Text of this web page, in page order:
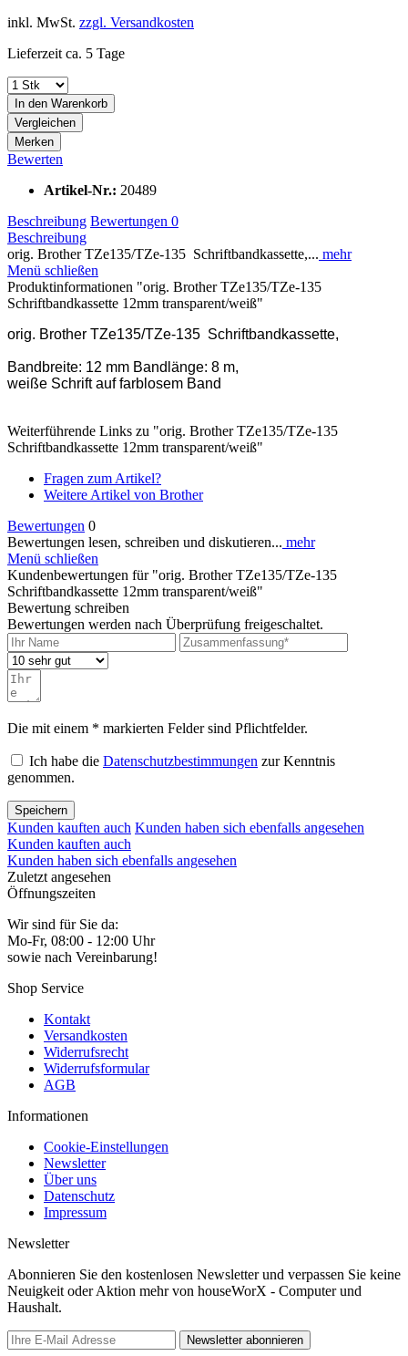
inkl. MwSt. zzgl. Versandkosten
Lieferzeit ca. 5 Tage
In den Warenkorb
Vergleichen
Merken
Bewerten
Artikel-Nr.: 20489
Beschreibung Bewertungen 0
Beschreibung
orig. Brother TZe135/TZe-135 Schriftbandkassette,... mehr
Menü schließen
Produktinformationen "orig. Brother TZe135/TZe-135
Schriftbandkassette 12mm transparent/weiß"
orig. Brother TZe135/TZe-135 Schriftbandkassette,
Bandbreite: 12 mm Bandlänge: 8 m,
weiße Schrift auf farblosem Band
Weiterführende Links zu "orig. Brother TZe135/TZe-135
Schriftbandkassette 12mm transparent/weiß"
Fragen zum Artikel?
Weitere Artikel von Brother
Bewertungen 0
Bewertungen lesen, schreiben und diskutieren... mehr
Menü schließen
Kundenbewertungen für "orig. Brother TZe135/TZe-135
Schriftbandkassette 12mm transparent/weiß"
Bewertung schreiben
Bewertungen werden nach Überprüfung freigeschaltet.
Die mit einem * markierten Felder sind Pflichtfelder.
Ich habe die Datenschutzbestimmungen zur Kenntnis
genommen.
Speichern
Kunden kauften auch Kunden haben sich ebenfalls angesehen
Kunden kauften auch
Kunden haben sich ebenfalls angesehen
Zuletzt angesehen
Öffnungszeiten
Wir sind für Sie da:
Mo-Fr, 08:00 - 12:00 Uhr
sowie nach Vereinbarung!
Shop Service
Kontakt
Versandkosten
Widerrufsrecht
Widerrufsformular
AGB
Informationen
Cookie-Einstellungen
Newsletter
Über uns
Datenschutz
Impressum
Newsletter
Abonnieren Sie den kostenlosen Newsletter und verpassen Sie keine
Neuigkeit oder Aktion mehr von houseWorX - Computer und
Haushalt.
Newsletter abonnieren